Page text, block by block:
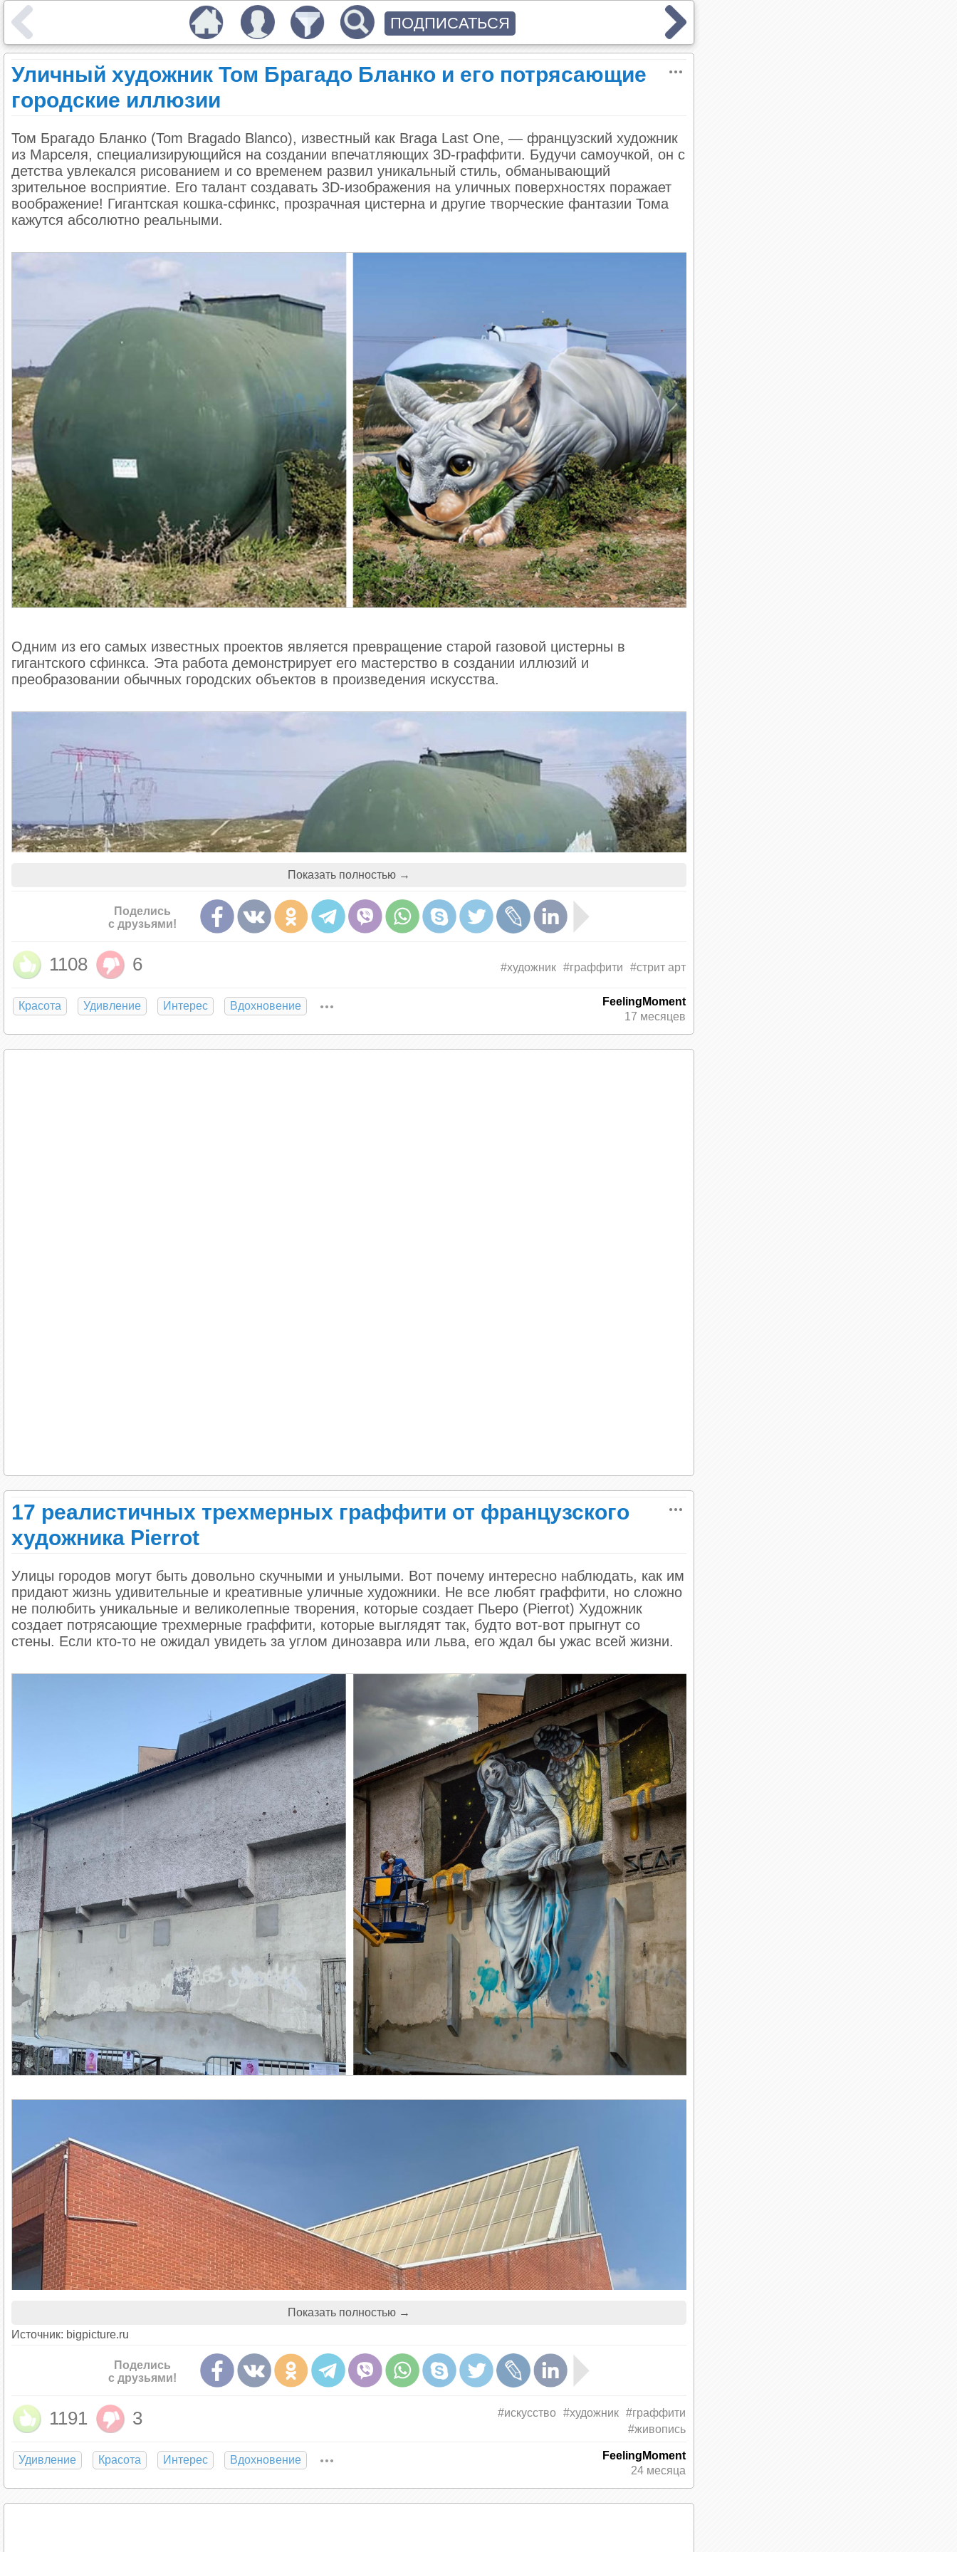
Уличный художник Том Брагадо Бланко и его потрясающие
городские иллюзии
Том Брагадо Бланко (Tom Bragado Blanco), известный как Braga Last One, — французский художник
из Марселя, специализирующийся на создании впечатляющих 3D-граффити. Будучи самоучкой, он с
детства увлекался рисованием и со временем развил уникальный стиль, обманывающий
зрительное восприятие. Его талант создавать 3D-изображения на уличных поверхностях поражает
воображение! Гигантская кошка-сфинкс, прозрачная цистерна и другие творческие фантазии Тома
кажутся абсолютно реальными.
Одним из его самых известных проектов является превращение старой газовой цистерны в
гигантского сфинкса. Эта работа демонстрирует его мастерство в создании иллюзий и
преобразовании обычных городских объектов в произведения искусства.
Показать полностью →
Поделись
с друзьями!
1108 6 #художник #граффити #стрит арт
Красота Удивление Интерес Вдохновение
FeelingMoment
17 месяцев
17 реалистичных трехмерных граффити от французского
художника Pierrot
Улицы городов могут быть довольно скучными и унылыми. Вот почему интересно наблюдать, как им
придают жизнь удивительные и креативные уличные художники. Не все любят граффити, но сложно
не полюбить уникальные и великолепные творения, которые создает Пьеро (Pierrot) Художник
создает потрясающие трехмерные граффити, которые выглядят так, будто вот-вот прыгнут со
стены. Если кто-то не ожидал увидеть за углом динозавра или льва, его ждал бы ужас всей жизни.
Показать полностью →
Источник: bigpicture.ru
Поделись
с друзьями!
1191 3 #искусство #художник
#граффити
#живопись
Удивление Красота Интерес Вдохновение
FeelingMoment
24 месяца
ПОДПИСАТЬСЯ